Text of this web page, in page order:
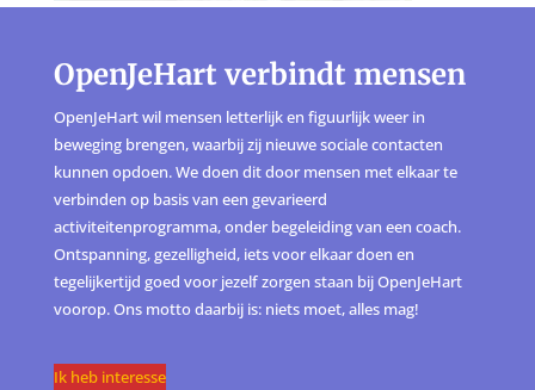
OpenJeHart verbindt mensen
OpenJeHart wil mensen letterlijk en figuurlijk weer in
beweging brengen, waarbij zij nieuwe sociale contacten
kunnen opdoen. We doen dit door mensen met elkaar te
verbinden op basis van een gevarieerd
activiteitenprogramma, onder begeleiding van een coach.
Ontspanning, gezelligheid, iets voor elkaar doen en
tegelijkertijd goed voor jezelf zorgen staan bij OpenJeHart
voorop. Ons motto daarbij is: niets moet, alles mag!
Ik heb interesse